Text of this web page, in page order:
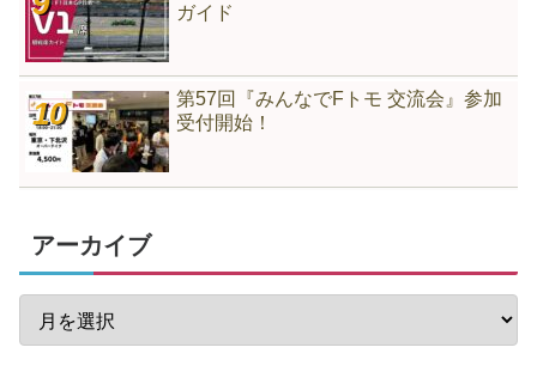
ガイド
第57回『みんなでFトモ 交流会』参加
受付開始！
アーカイブ